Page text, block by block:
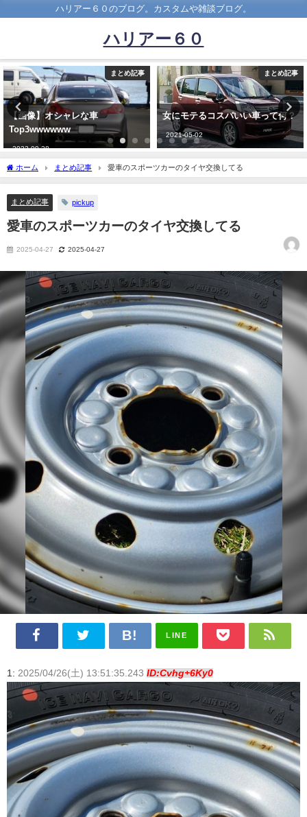
ハリアー６０のブログ。カスタムや雑談ブログ。
ハリアー６０
まとめ記事
【画像】オシャレな車
Top3wwwwww
2022-09-28
まとめ記事
女にモテるコスパいい車って何？
2021-05-02
ホーム まとめ記事 愛車のスポーツカーのタイヤ交換してる
まとめ記事 pickup
愛車のスポーツカーのタイヤ交換してる
2025-04-27 2025-04-27
LINE
1: 2025/04/26(土) 13:51:35.243 ID:Cvhg+6Ky0